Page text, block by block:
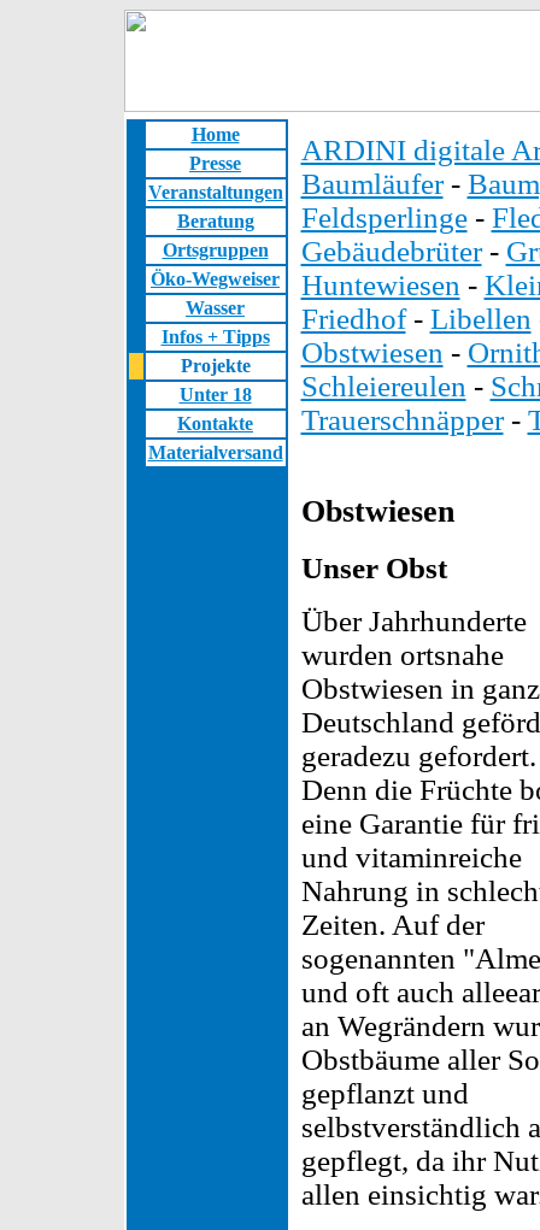
Home
Presse
Veranstaltungen
Beratung
Ortsgruppen
Öko-Wegweiser
Wasser
Infos + Tipps
Projekte
Unter 18
Kontakte
Materialversand
ARDINI digitale
Baumläufer-
Feldsperlinge-
Gebäudebrüter-
Huntewiesen -
Friedhof- Libellen
Obstwiesen -
Schleiereulen -
Trauerschnäpper-
Obstwiesen
Unser Obst
Über Jahrhunderte
wurden ortsnahe
Obstwiesen in ganz
Deutschland
geradezu gefordert.
Denn die Früchte
eine Garantie für
und vitaminreiche
Nahrung in
Zeiten. Auf der
sogenannten
und oft auch
an Wegrändern
Obstbäume aller
gepflanzt und
selbstverständlich
gepflegt, da ihr
allen einsichtig